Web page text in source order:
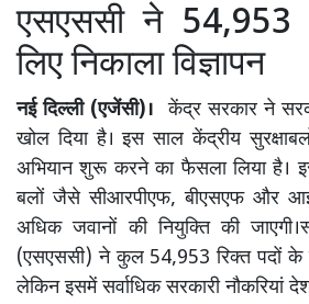
एसएससी ने 54,953
लिए निकाला विज्ञापन
नई दिल्ली (एजेंसी)। केंद्र सरकार ने
खोल दिया है। इस साल केंद्रीय
अभियान शुरू करने का फैसला लिया है।
बलों जैसे सीआरपीएफ, बीएसएफ और
अधिक जवानों की नियुक्ति की
(एसएससी) ने कुल 54,953 रिक्त पदों के
लेकिन इसमें सर्वाधिक सरकारी नौकरियां